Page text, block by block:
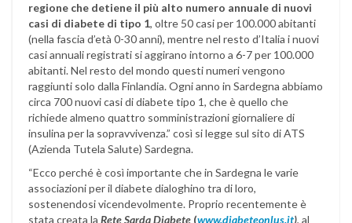
regione che detiene il più alto numero annuale di nuovi
casi di diabete di tipo 1, oltre 50 casi per 100.000 abitanti
(nella fascia d’età 0-30 anni), mentre nel resto d’Italia i nuovi
casi annuali registrati si aggirano intorno a 6-7 per 100.000
abitanti. Nel resto del mondo questi numeri vengono
raggiunti solo dalla Finlandia. Ogni anno in Sardegna abbiamo
circa 700 nuovi casi di diabete tipo 1, che è quello che
richiede almeno quattro somministrazioni giornaliere di
insulina per la sopravvivenza.” così si legge sul sito di ATS
(Azienda Tutela Salute) Sardegna.
“Ecco perché è così importante che in Sardegna le varie
associazioni per il diabete dialoghino tra di loro,
sostenendosi vicendevolmente. Proprio recentemente è
stata creata la Rete Sarda Diabete (www.diabeteonlus.it), al